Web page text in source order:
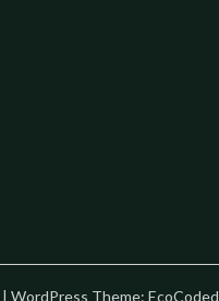
| WordPress Theme: EcoCoded